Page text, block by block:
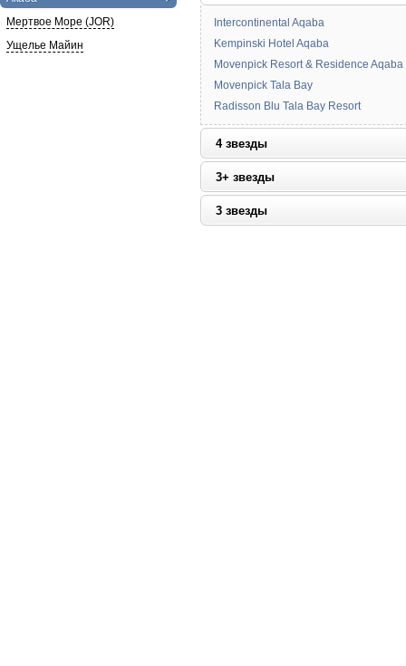
Мертвое Море (JOR)
Ущелье Майин
Intercontinental Aqaba
Kempinski Hotel Aqaba
Movenpick Resort & Residence Aqaba
Movenpick Tala Bay
Radisson Blu Tala Bay Resort
4 звезды
3+ звезды
3 звезды